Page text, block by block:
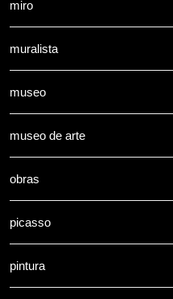
miro
muralista
museo
museo de arte
obras
picasso
pintura